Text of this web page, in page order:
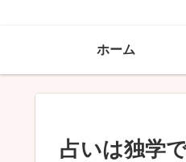
ホーム
占いは独学